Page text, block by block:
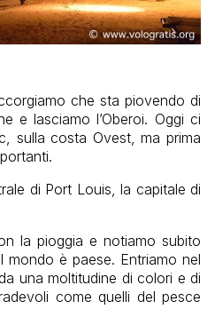
che sta piovendo di
e lasciamo l’Oberoi. Oggi ci
sulla costa Ovest, ma prima
di Port Louis, la capitale di
la pioggia e notiamo subito
è paese. Entriamo nel
una moltitudine di colori e di
come quelli del pesce